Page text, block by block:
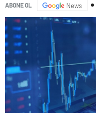
ABONE OL News